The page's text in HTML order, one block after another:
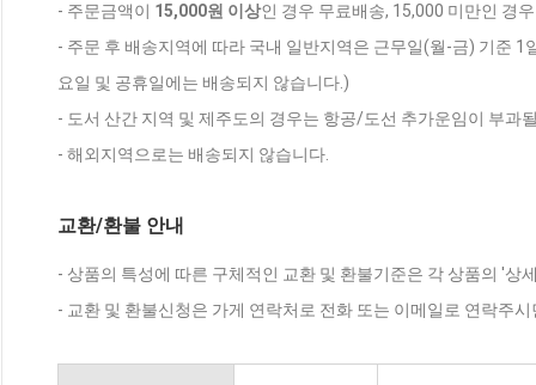
- 주문금액이 15,000원 이상인 경우 무료배송, 15,000 미만인 경
- 주문 후 배송지역에 따라 국내 일반지역은 근무일(월-금) 기준
요일 및 공휴일에는 배송되지 않습니다.)
- 도서 산간 지역 및 제주도의 경우는 항공/도선 추가운임이 부과
- 해외지역으로는 배송되지 않습니다.
교환/환불 안내
- 상품의 특성에 따른 구체적인 교환 및 환불기준은 각 상품의 '상
- 교환 및 환불신청은 가게 연락처로 전화 또는 이메일로 연락주